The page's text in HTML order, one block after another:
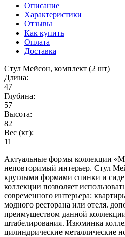
Описание
Характеристики
Отзывы
Как купить
Оплата
Доставка
Стул Мейсон, комплект (2 шт)
Длина:
47
Глубина:
57
Высота:
82
Вес (кг):
11
Актуальные формы коллекции
неповторимый интерьер. Стул
круглыми формами спинки и
коллекции позволяет
современного интерьера:
модного ресторана или отеля.
преимуществом данной
штабелирования. Изюминка
цилиндрические металлические